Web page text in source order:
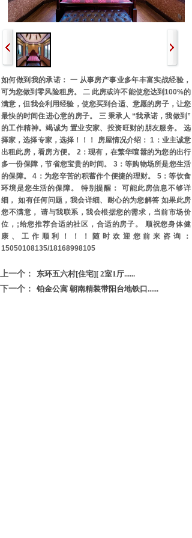
如何做到我的承诺： 一 从事房产事业多年丰富实战经验，
可为您做到零风险租房。 二 此房或许不能使您达到100%的
满意，但我会利用经验，使您买到合适、意愿的房子，让您
最快的时间住进心意的房子。 三 秉承人 “我承诺，我做到”
的工作精神。竭诚为 置业安家、投资旺财的朋友服务。 选
择家，选择专家，选择！！！ 房屋情况介绍： 1：业主诚意
出租此房，看房方便。 2：现有，在繁华喧嚣的为您的出行
多一份保障，节省您宝贵的时间。 3：等购物场所是您生活
的保障。 4：为您辛苦的积蓄作个便捷的理财。 5：等饮食
环境是您生活的保障。 特别提醒： 可能此房信息不够详
细， 如有任何问题，我会详细、耐心的为您解答 如果此房
您不满意， 请与我联系，我会根据您的需求，当前市场价
位，;给您推荐合适的社区，合适的房子。 顺祝您身体健
康、工作顺利！！！随时欢迎您前来咨询：
15050108135/18168998105
上一个：
东环五六村[住宅][ 2室1厅......
下一个：
铂金公寓 朝南精装带阳台地铁口......